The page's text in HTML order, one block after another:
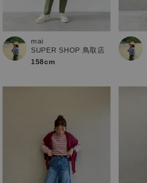
mai
SUPER SHOP 鳥取店
158cm